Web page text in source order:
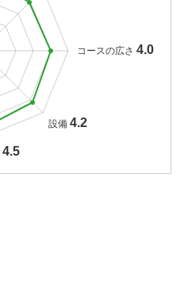
コースの広さ 4.0
設備 4.2
4.5